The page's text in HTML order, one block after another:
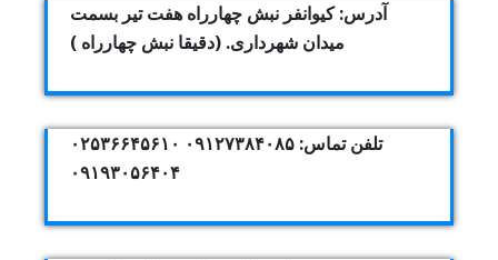
آدرس: کیوانفر نبش چهارراه هفت تیر بسمت
میدان شهرداری. (دقیقا نبش چهارراه )
تلفن تماس: ۰۹۱۲۷۳۸۴۰۸۵ ۰۲۵۳۶۶۴۵۶۱۰
۰۹۱۹۳۰۵۶۴۰۴